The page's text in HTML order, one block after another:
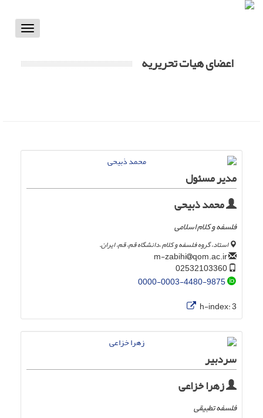
Toggle
اعضای هیات تحریریه
مدیر مسئول
محمد ذبیحی
فلسفه و کلام اسلامی
استاد، گروه فلسفه و کلام ،دانشگاه قم، قم، ایران.
qom.ac.ir
0000-0003-4480-9875
h-index:3
سردبیر
زهرا خزاعی
فلسفه تطبیقی